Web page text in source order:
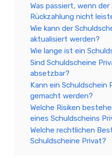
Was passiert, wenn der
Rückzahlung nicht
Wie kann der
aktualisiert werden?
Wie lange ist ein
Sind Schuldscheine
absetzbar?
Kann ein Schuldschein
gemacht werden?
Welche Risiken
eines Schuldscheins
Welche rechtlichen
Schuldscheine Privat?